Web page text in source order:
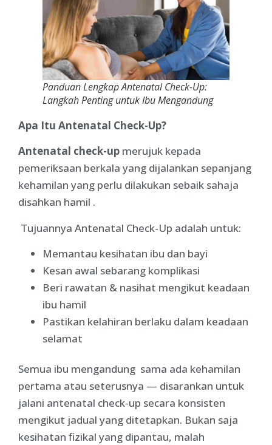
Panduan Lengkap Antenatal Check-Up:
Langkah Penting untuk Ibu Mengandung
Apa Itu Antenatal Check-Up?
Antenatal check-up merujuk kepada
pemeriksaan berkala yang dijalankan sepanjang
kehamilan yang perlu dilakukan sebaik sahaja
disahkan hamil .
Tujuannya Antenatal Check-Up adalah untuk:
Memantau kesihatan ibu dan bayi
Kesan awal sebarang komplikasi
Beri rawatan & nasihat mengikut keadaan
ibu hamil
Pastikan kelahiran berlaku dalam keadaan
selamat
Semua ibu mengandung sama ada kehamilan
pertama atau seterusnya — disarankan untuk
jalani antenatal check-up secara konsisten
mengikut jadual yang ditetapkan. Bukan saja
kesihatan fizikal yang dipantau, malah